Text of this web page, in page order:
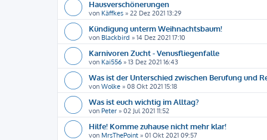
Hausverschönerungen
von Käffkes » 22 Dez 2021 13:29
Kündigung unterm Weihnachtsbaum!
von Blackbird » 14 Dez 2021 17:10
Karnivoren Zucht - Venusfliegenfalle
von Kai556 » 13 Dez 2021 16:43
Was ist der Unterschied zwischen Berufung und
von Wolke » 08 Okt 2021 15:18
Was ist euch wichtig im Alltag?
von Peter » 02 Jul 2021 11:52
Hilfe! Komme zuhause nicht mehr klar!
von MrsThePoint » 01 Okt 2021 09:57